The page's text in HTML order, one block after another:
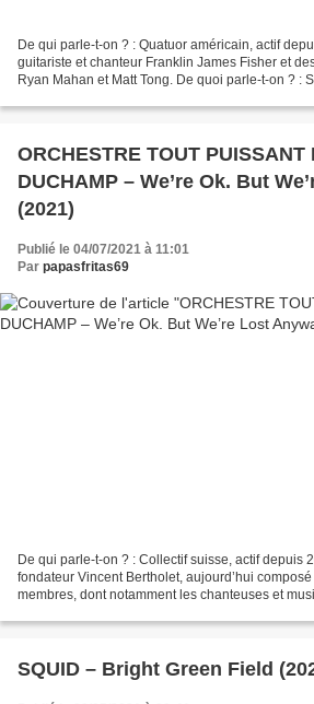
De qui parle-t-on ? : Quatuor américain, actif
guitariste et chanteur Franklin James Fisher et
Ryan Mahan et Matt Tong. De quoi parle-t-on ? :
ORCHESTRE TOUT PUISSANT
DUCHAMP – We’re Ok. But
(2021)
Publié le 04/07/2021 à 11:01
Par papasfritas69
De qui parle-t-on ? : Collectif suisse, actif depuis
fondateur Vincent Bertholet, aujourd’hui
membres, dont notamment les chanteuses et
SQUID – Bright Green Field